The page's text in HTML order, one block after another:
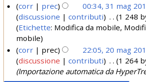
corr prec 00:34, 31 mag
discussione
contributi 1 248
N
e
s
s
u
Etichette: Modifica da mobile
mobile
corr prec 22:05, 20 mag
discussione
contributi 1 264
Importazione automatica da